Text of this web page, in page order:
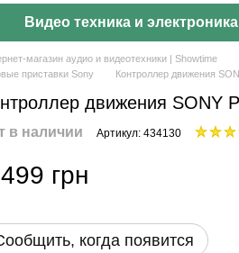
Видео техника и электроника
магазин аудио и видеотехники | Showtime
приставки Sony
Контроллер движения
движения SONY
в наличии Артикул: 434130
грн
когда появится